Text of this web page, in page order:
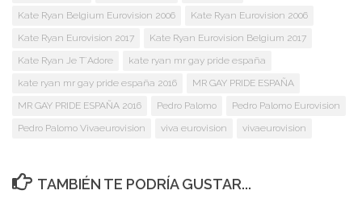
Kate Ryan Belgium Eurovision 2006
Kate Ryan Eurovision 2006
Kate Ryan Eurovision 2017
Kate Ryan Eurovision Belgium 2017
Kate Ryan Je T´Adore
kate ryan mr gay pride españa
kate ryan mr gay pride españa 2016
MR GAY PRIDE ESPAÑA
MR GAY PRIDE ESPAÑA 2016
Pedro Palomo
Pedro Palomo Eurovision
Pedro Palomo Vivaeurovision
viva eurovision vivaeurovision
TAMBIÉN TE PODRÍA GUSTAR...